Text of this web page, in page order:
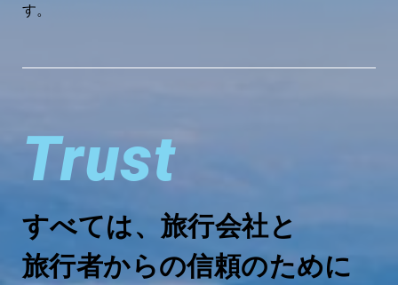
す。
Trust
すべては、旅行会社と
旅行者からの信頼のために